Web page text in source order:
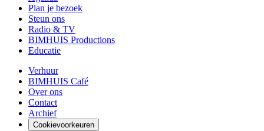
Plan je bezoek
Steun ons
Radio & TV
BIMHUIS Productions
Educatie
Verhuur
BIMHUIS Café
Over ons
Contact
Archief
Cookievoorkeuren